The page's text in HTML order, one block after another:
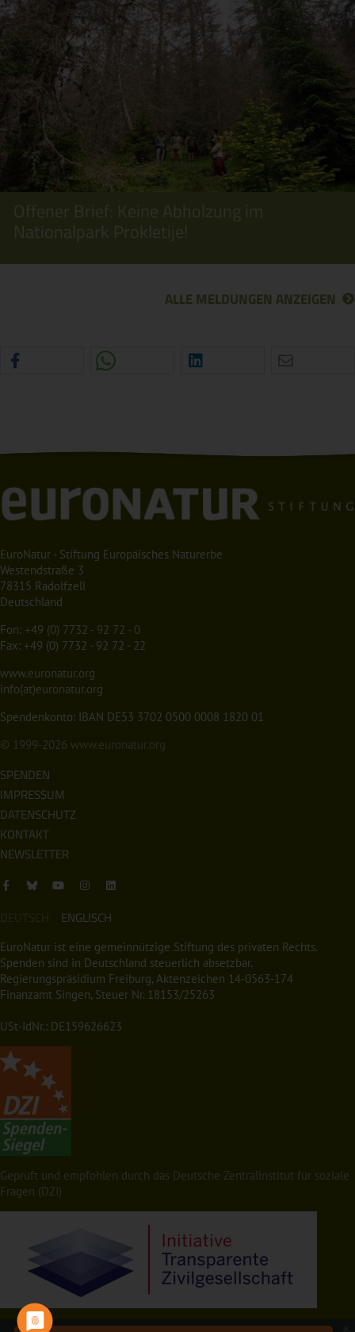
Offener Brief: Keine Abholzung im
Nationalpark Prokletije!
ALLE MELDUNGEN ANZEIGEN
EuroNatur - Stiftung Europäisches Naturerbe
Westendstraße 3
78315 Radolfzell
Deutschland
Fon: +49 (0) 7732 - 92 72 - 0
Fax: +49 (0) 7732 - 92 72 - 22
www.euronatur.org
info(at)euronatur.org
Spendenkonto: IBAN DE53 3702 0500 0008 1820 01
© 1999-2026 www.euronatur.org
SPENDEN
IMPRESSUM
DATENSCHUTZ
KONTAKT
NEWSLETTER
DEUTSCH ENGLISCH
EuroNatur ist eine gemeinnützige Stiftung des privaten Rechts.
Spenden sind in Deutschland steuerlich absetzbar.
Regierungspräsidium Freiburg, Aktenzeichen 14-0563-174
Finanzamt Singen, Steuer Nr. 18153/25263
USt-IdNr.: DE159626623
Geprüft und empfohlen durch das Deutsche Zentralinstitut für soziale
Fragen (DZI)